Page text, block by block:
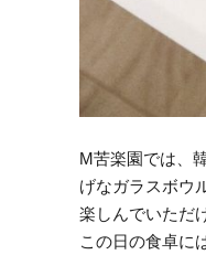
M苦楽園では、
げなガラスボウ
楽しんでいただ
この日の食卓に